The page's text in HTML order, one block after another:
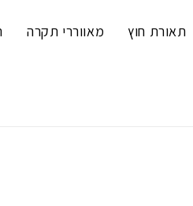
תאורת חוץ מאווררי תקרה